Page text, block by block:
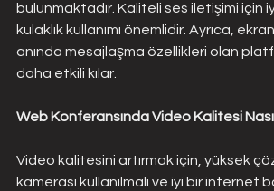
bulunmaktadır. Kaliteli ses iletişimi için
kulaklık kullanımı önemlidir. Ayrıca,
anında mesajlaşma özellikleri olan
daha etkili kılar.
Web Konferansında Video Kalitesi Nasıl
Video kalitesini artırmak için, yüksek
kamerası kullanılmalı ve iyi bir internet